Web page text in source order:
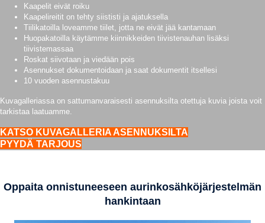
Kaapelit eivät roiku
Kaapelireitit on tehty siististi ja ajatuksella
Tiilikatoilla loveamme tiilet, jotta ne eivät jää kantamaan
Huopakatoilla käytämme kiinnikkeiden tiivistenauhan lisäksi
tiivistemassaa
Roskat siivotaan ja viedään pois
Asennukset dokumentoidaan ja saat dokumentit itsellesi
10 vuoden asennustakuu
Kuvagalleriassa on sattumanvaraisesti asennuksilta otettuja kuvia joista voit
tarkistaa laatuamme.
KATSO KUVAGALLERIA ASENNUKSILTA
PYYDÄ TARJOUS
Oppaita onnistuneeseen aurinkosähköjärjestelmän
hankintaan